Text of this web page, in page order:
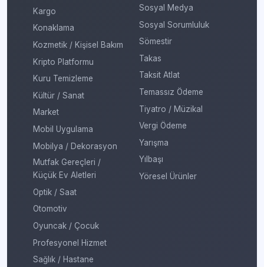
Kargo
Konaklama
Kozmetik / Kişisel Bakım
Kripto Platformu
Kuru Temizleme
Kültür / Sanat
Market
Mobil Uygulama
Mobilya / Dekorasyon
Mutfak Gereçleri /
Küçük Ev Aletleri
Optik / Saat
Otomotiv
Oyuncak / Çocuk
Profesyonel Hizmet
Sağlık / Hastane
Sosyal Medya
Sosyal Sorumluluk
Sömestir
Takas
Taksit Atlat
Temassız Ödeme
Tiyatro / Müzikal
Vergi Ödeme
Yarışma
Yılbaşı
Yöresel Ürünler